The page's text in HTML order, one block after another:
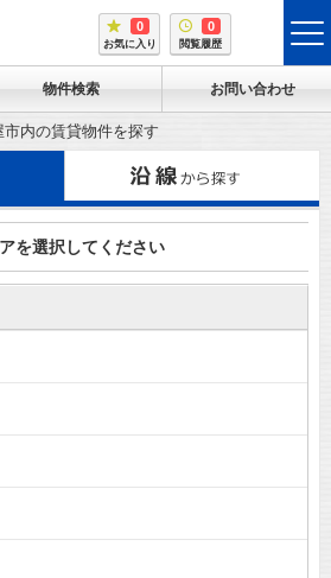
0
お気に入り
0
閲覧履歴
物件検索 お問い合わせ
内の賃貸物件を探す
を選択してください